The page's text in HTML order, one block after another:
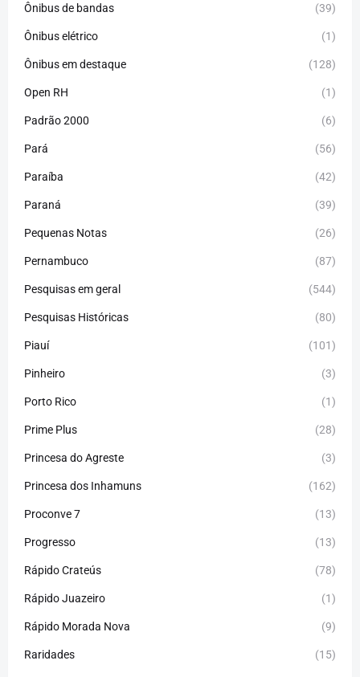
Ônibus de bandas (39)
Ônibus elétrico (1)
Ônibus em destaque (128)
Open RH (1)
Padrão 2000 (6)
Pará (56)
Paraíba (42)
Paraná (39)
Pequenas Notas (26)
Pernambuco (87)
Pesquisas em geral (544)
Pesquisas Históricas (80)
Piauí (101)
Pinheiro (3)
Porto Rico (1)
Prime Plus (28)
Princesa do Agreste (3)
Princesa dos Inhamuns (162)
Proconve 7 (13)
Progresso (13)
Rápido Crateús (78)
Rápido Juazeiro (1)
Rápido Morada Nova (9)
Raridades (15)